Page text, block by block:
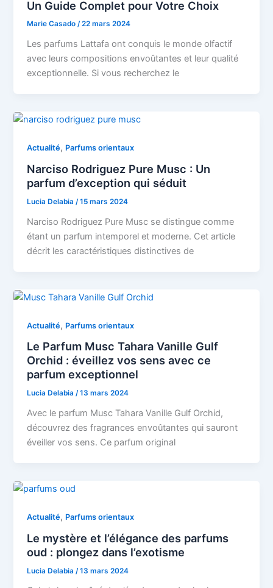
Un Guide Complet pour Votre Choix
Marie Casado/22 mars 2024
Les parfums Lattafa ont conquis le monde olfactif
avec leurs compositions envoûtantes et leur qualité
exceptionnelle. Si vous recherchez le
Actualité, Parfums orientaux
Narciso Rodriguez Pure Musc : Un
parfum d’exception qui séduit
Lucia Delabia/15 mars 2024
Narciso Rodriguez Pure Musc se distingue comme
étant un parfum intemporel et moderne. Cet article
décrit les caractéristiques distinctives de
Actualité, Parfums orientaux
Le Parfum Musc Tahara Vanille Gulf
Orchid : éveillez vos sens avec ce
parfum exceptionnel
Lucia Delabia/13 mars 2024
Avec le parfum Musc Tahara Vanille Gulf Orchid,
découvrez des fragrances envoûtantes qui sauront
éveiller vos sens. Ce parfum original
Actualité, Parfums orientaux
Le mystère et l’élégance des parfums
oud : plongez dans l’exotisme
Lucia Delabia /13 mars 2024